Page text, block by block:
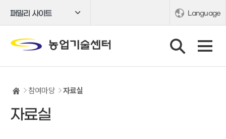
패밀리 사이트 Language
참여마당 자료실
자료실